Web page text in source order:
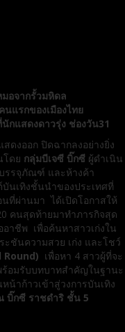
อจากรั้วมหิดล
แรกของเมืองไทย
กแสดงดาวรุ่ง ช่องวัน31
ดงออก ปิดฉากลงอย่างยิ่ง
ดย กลุ่มบีเจซี บิ๊กซี ผู้ดำเนิน
รรจุภัณฑ์ และห้างค้า
นเทิงชั้นนำของประเทศที่
ที่ผ่านมา ได้เปิดโอกาสให้
คนสุดท้ายมาทำภารกิจสุด
าชีพ เพื่อค้นหาสาวเก่งใน
ะชันความสวย เก่ง และโชว์
Round) เพื่อหา 4 สาวผู้ที่จะ
อมรับบทบาทสำคัญในฐานะ
น้าก้าวเข้าสู่วงการบันเทิง
บิ๊กซี ราชดำริ ชั้น 5